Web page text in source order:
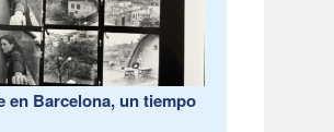
en Barcelona, un tiempo